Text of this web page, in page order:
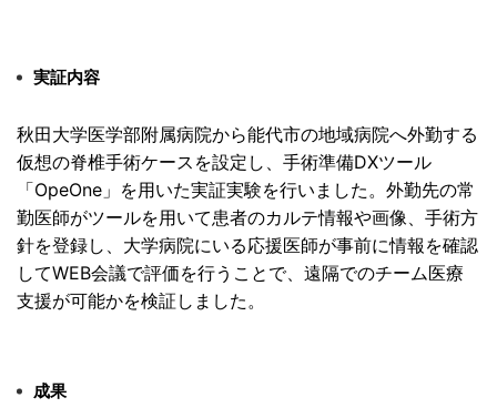
実証内容
秋田大学医学部附属病院から能代市の地域病院へ外勤する
仮想の脊椎手術ケースを設定し、手術準備DXツール
「OpeOne」 を用いた実証実験を行いました。 外勤先の常
勤医師がツールを用いて患者のカルテ情報や画像、 手術方
針を登録し、 大学病院にいる応援医師が事前に情報を確認
してWEB会議で評価を行うことで、遠隔でのチーム医療
支援が可能かを検証しました。
成果